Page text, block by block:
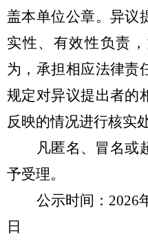
盖本单位公章。异议
实性、有效性负责
为，承担相应法律责
规定对异议提出者的
反映的情况进行核实
凡匿名、冒名或
予受理。
公示时间： 2026
日